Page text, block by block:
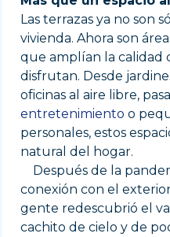
Las terrazas ya no son
vivienda. Ahora son
que amplían la calidad
disfrutan. Desde
oficinas al aire libre,
entretenimiento o
personales, estos
natural del hogar.
Después de la
conexión con el
gente redescubrió el
cachito de cielo y de